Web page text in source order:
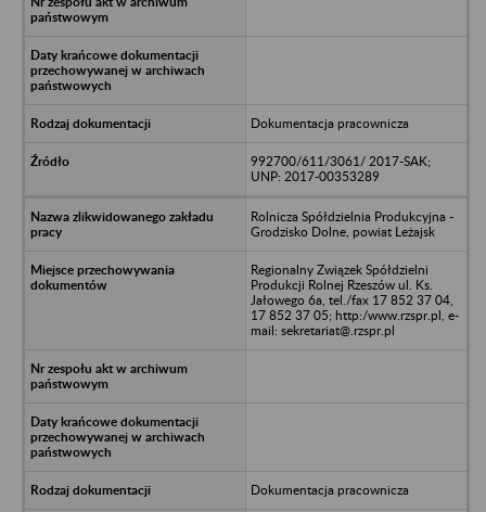
Dokumentacja pracownicza
992700/611/3061/ 2017-SAK;
UNP: 2017-00353289
Rolnicza Spółdzielnia Produkcyjna -
Grodzisko Dolne, powiat Leżajsk
Regionalny Związek Spółdzielni
Produkcji Rolnej Rzeszów ul. Ks.
Jałowego 6a, tel./fax 17 852 37 04,
17 852 37 05; http:/www.rzspr.pl, e-
mail: sekretariat@.rzspr.pl
Dokumentacja pracownicza